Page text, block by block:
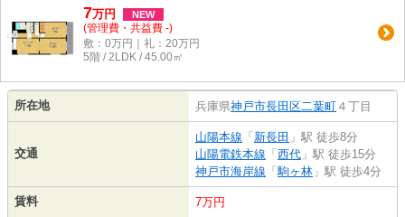
7万円 NEW
(管理費・共益費 -)
敷：0万円｜礼：20万円
5階 / 2LDK / 45.00㎡
所在地 兵庫県神戸市長田区二葉町 ４丁目
交通
山陽本線 「新長田 」駅 徒歩8分
山陽電鉄本線 「西代 」駅 徒歩15分
神戸市海岸線 「駒ヶ林 」駅 徒歩4分
賃料 7万円